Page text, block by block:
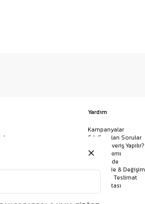
Ödeme
Yardım
Kampanyalar
Sık Sorulan Sorular
Nasıl Alışveriş Yapılır?
Giysi Bakımı
İptal & İade
Kolay İade & Değişim
Kargo ve Teslimat
Site Haritası